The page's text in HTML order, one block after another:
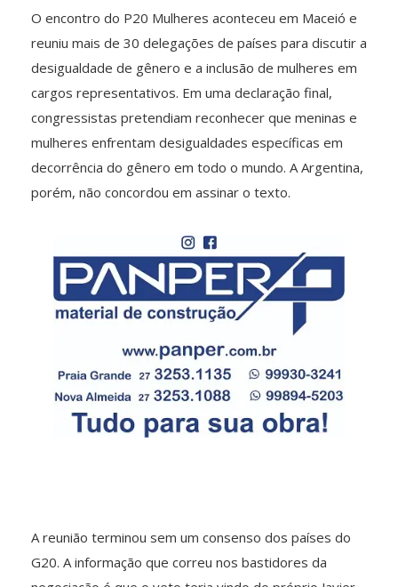
O encontro do P20 Mulheres aconteceu em Maceió e
reuniu mais de 30 delegações de países para discutir a
desigualdade de gênero e a inclusão de mulheres em
cargos representativos. Em uma declaração final,
congressistas pretendiam reconhecer que meninas e
mulheres enfrentam desigualdades específicas em
decorrência do gênero em todo o mundo. A Argentina,
porém, não concordou em assinar o texto.
A reunião terminou sem um consenso dos países do
G20. A informação que correu nos bastidores da